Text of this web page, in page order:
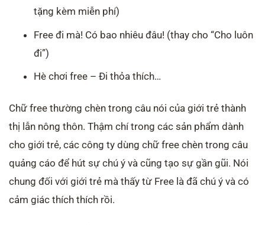
tặng kèm miễn phí)
Free đi mà! Có bao nhiêu đâu! (thay cho “Cho luôn
đi”)
Hè chơi free – Đi thỏa thích…
Chữ free thường chèn trong câu nói của giới trẻ thành
thị lẫn nông thôn. Thậm chí trong các sản phẩm dành
cho giới trẻ, các công ty dùng chữ free chèn trong câu
quảng cáo để hút sự chú ý và cũng tạo sự gần gũi. Nói
chung đối với giới trẻ mà thấy từ Free là đã chú ý và có
cảm giác thích thích rồi.